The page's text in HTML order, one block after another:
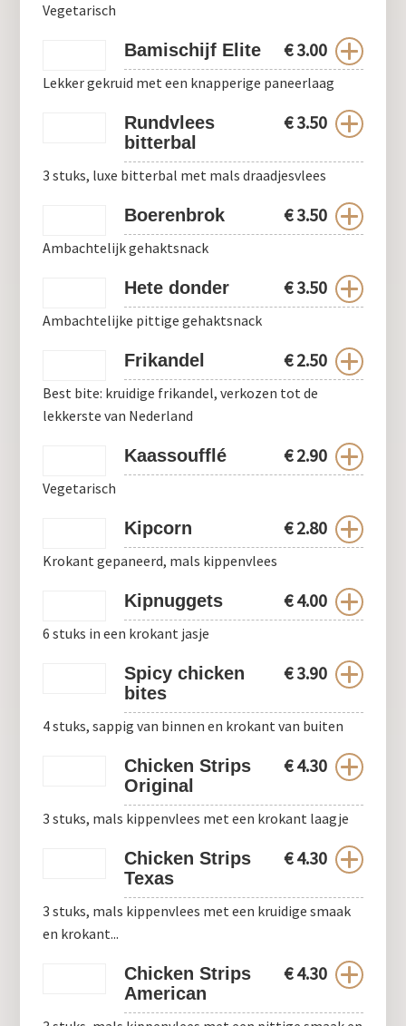
Vegetarisch
Bamischijf Elite €3.00
Lekker gekruid met een knapperige paneerlaag
Rundvlees
bitterbal
€3.50
3 stuks, luxe bitterbal met mals draadjesvlees
Boerenbrok €3.50
Ambachtelijk gehaktsnack
Hete donder €3.50
Ambachtelijke pittige gehaktsnack
Frikandel €2.50
Best bite: kruidige frikandel, verkozen tot de
lekkerste van Nederland
Kaassoufflé €2.90
Vegetarisch
Kipcorn €2.80
Krokant gepaneerd, mals kippenvlees
Kipnuggets €4.00
6 stuks in een krokant jasje
Spicy chicken
bites
€3.90
4 stuks, sappig van binnen en krokant van buiten
Chicken Strips
Original
€4.30
3 stuks, mals kippenvlees met een krokant laagje
Chicken Strips
Texas
€4.30
3 stuks, mals kippenvlees met een kruidige smaak
en krokant...
Chicken Strips
American
€4.30